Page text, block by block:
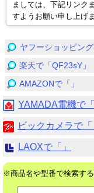
ましては、下記リンク
すようお願い申し上げま
ヤフーショッピング
楽天で「QF23sY」
AMAZONで「」
YAMADA電機で「
ビックカメラで「
LAOXで「」
※商品名や型番で検索す